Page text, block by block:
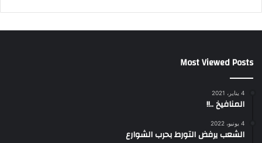
Most Viewed Posts
4 يناير، 2021
المنافيخ ..!!
4 يونيو، 2022
الشعب يرفض التورط بحرب الشوارع